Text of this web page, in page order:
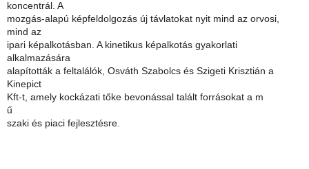
koncentrál. A
mozgás-alapú képfeldolgozás új távlatokat nyit mind az orvosi,
mind az
ipari képalkotásban. A kinetikus képalkotás gyakorlati
alkalmazására
alapították a feltalálók, Osváth Szabolcs és Szigeti Krisztián a
Kinepict
Kft-t, amely kockázati tőke bevonással talált forrásokat a m
​ű
szaki és piaci fejlesztésre.